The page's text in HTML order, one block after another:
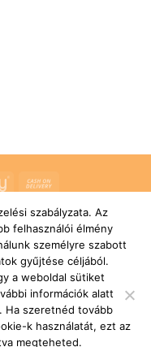
AfterPay
Delivery
FELTÉTELEK
JOGI NYILATKOZAT
ÜGYFÉLSZOLGÁLAT
byPrintroom Bt. -
szabályzata. Az
felhasználói élmény
személyre szabott
gyűjtése céljából.
a weboldal sütiket
információk alatt
Ha szeretnéd tovább
k használatát, ezt az
megteheted.